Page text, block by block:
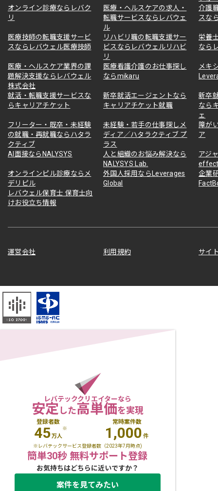
オンライン診療ならレバク
リ
医療・ヘルスケアの求人・
転職サービスならレバウェ
ル
介護
スな
医療技師の転職支援サービ
スならレバウェル医療技師
リハビリ職の転職支援サー
ビスならレバウェルリハビ
リ
栄養
なら
医療・ヘルスケア業界の課
題解決支援ならレバウェル
株式会社
医療看護介護のお仕事探し
ならmikaru
メキ
就活・転職支援サービスな
らキャリアチケット
新卒就活エージェントなら
キャリアチケット就職
新卒
なら
ェ
フリーター・既卒・未経験
の就職・再就職ならハタラ
クティブ
未経験・若手の仕事探しメ
ディア／ハタラクティブ プ
ラス
障が
ア
AI面接ならNALYSYS
人と組織のお悩み解決なら
NALYSYS Lab.
アジ
オンラインピル診療ならメ
デリピル
外国人採用ならLeverages
Global
企業
レバウェル保育士 保育士向
けお役立ち情報
運営会社 利用規約 サイ
レバテッククリエイターなら
安定した高単価を実現
登録者数
45万人
※
常時案件数
1,000 件
※レバテックサービス登録者数（2023年7月時点)
簡単30秒 無料サポート登録
お気持ちはどちらに近いですか？
案件を見てみたい